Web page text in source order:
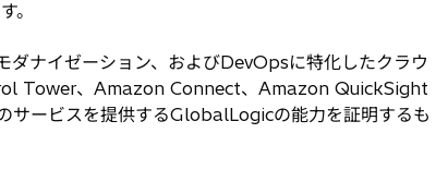
。
ナイゼーション、およびDevOpsに特化したクラウ
Tower、Amazon Connect、Amazon QuickSight
サービスを提供するGlobalLogicの能力を証明するも